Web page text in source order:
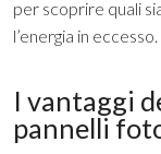
per scoprire quali
l’energia in eccesso
I vantaggi
pannelli